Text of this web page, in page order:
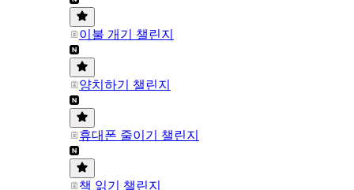
이불 개기 챌린지
양치하기 챌린지
휴대폰 줄이기 챌린지
책 읽기 챌린지